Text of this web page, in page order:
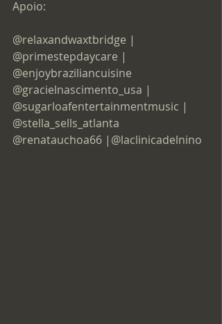
Apoio:
@relaxandwaxtbridge |
@primestepdaycare |
@enjoybraziliancuisine
@gracielnascimento_usa |
@sugarloafentertainmentmusic |
@stella_sells_atlanta
@renatauchoa66 |@laclinicadelnino